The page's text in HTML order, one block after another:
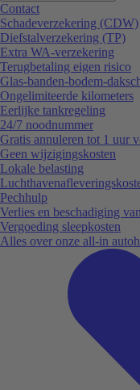
Contact
Schadeverzekering (CDW)
Diefstalverzekering (TP)
Extra WA-verzekering
Terugbetaling eigen risico
Glas-banden-bodem-
Ongelimiteerde kilometers
Eerlijke tankregeling
24/7 noodnummer
Gratis annuleren tot 1 uur
Geen wijzigingskosten
Lokale belasting
Pechhulp
Verlies en beschadiging
Vergoeding sleepkosten
Alles over onze all-in